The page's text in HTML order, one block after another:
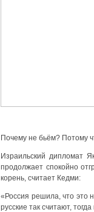
Почему не бьём? Потому
Израильский дипломат
продолжает спокойно
корень, считает Кедми:
«Россия решила, что это
русские так считают,